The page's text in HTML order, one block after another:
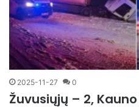
2025-11-27 0
Žuvusiųjų – 2,